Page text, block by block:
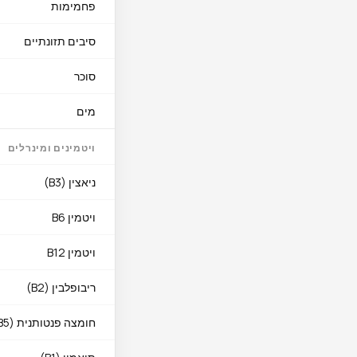
המפתח לברווז
מעליו
פחמימות
סיבים תזונתיים
סוכר
מים
ויטמינים ומינרלים
ניאצין (B3)
ויטמין B6
ויטמין B12
ריבופלבין (B2)
חומצה פנטותנית (B5)